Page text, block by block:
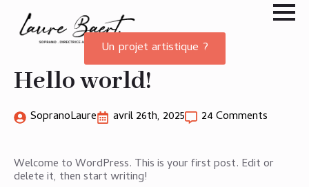
Un projet artistique ?
Hello world!
SopranoLaure avril 26th, 2025 24 Comments
Welcome to WordPress. This is your first post. Edit or
delete it, then start writing!